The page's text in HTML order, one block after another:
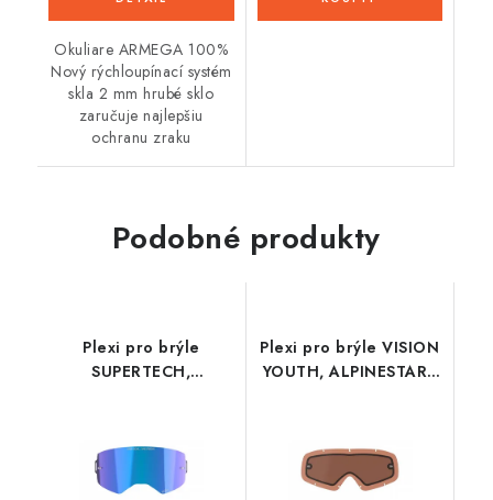
Okuliare ARMEGA 100%
Nový rýchloupínací systém
skla 2 mm hrubé sklo
zaručuje najlepšiu
ochranu zraku
Podobné produkty
Plexi pro brýle
SUPERTECH,
ABSOLUTE VISION™)
Plexi pro brýle VISION
YOUTH, ALPINESTARS
afterburn)